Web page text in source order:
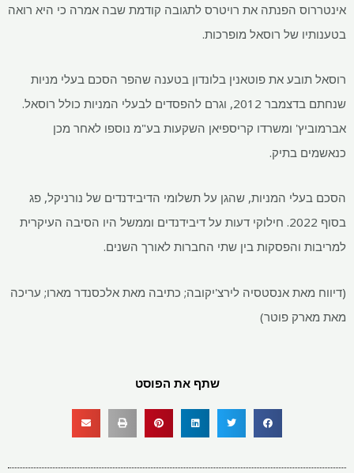
אינטררוס הפנתה את רויטרס לתגובה קודמת שבה אמרה כי היא רואה
בטענותיו של רוסאל מופרכות.
רוסאל תובע את פוטאנין בלונדון בטענה שהפר הסכם בעלי מניות
שנחתם בדצמבר 2012, וגרם להפסדים לבעלי המניות כולל רוסאל.
אברמוביץ' ומשרדו קריספיאן השקעות בע"מ נוספו לאחר מכן
כנאשמים בתיק.
הסכם בעלי המניות, שהגן על תשלומי הדיבידנדים של נורניקל, פג
בסוף 2022. חילוקי דעות על דיבידנדים וממשל היו הסיבה העיקרית
למריבות והפסקות בין שתי החברות לאורך השנים.
(דיווח מאת אנסטסיה לירצ'יקובה; כתיבה מאת אלכסנדר מארו; עריכה
מאת מארק פוטר)
שתף את הפוסט